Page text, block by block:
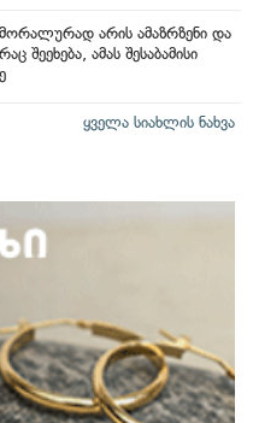
მორალურად არის ამაზრზენი და
შეეხება, ამას შესაბამისი
ყველა სიახლის ნახვა